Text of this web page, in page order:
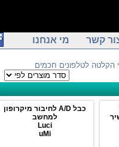
קשר מי אנחנו
הקלטה לטלפונים חכמים
כבל A/D לחיבור מיקרופון
למחשב
Luci
uMi